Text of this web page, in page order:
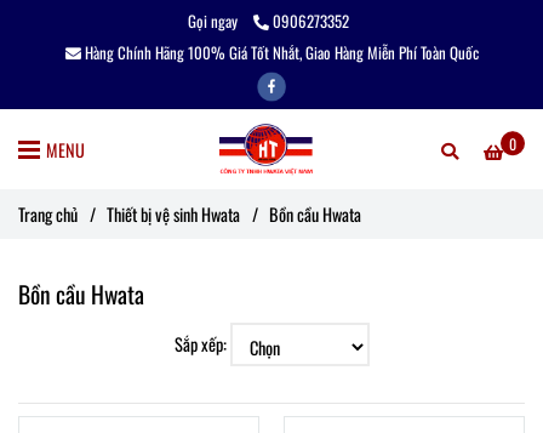
Gọi ngay
0906273352
Hàng Chính Hãng 100% Giá Tốt Nhắt, Giao Hàng Miễn Phí Toàn Quốc
0
MENU
Trang chủ / Thiết bị vệ sinh Hwata / Bồn cầu Hwata
Bồn cầu Hwata
Sắp xếp: